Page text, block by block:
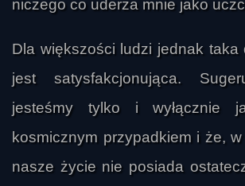
niczego co uderza mnie jako
Dla większości ludzi jednak taka
jest satysfakcjonująca.
jesteśmy tylko i wyłącznie
kosmicznym przypadkiem i że,
nasze życie nie posiada